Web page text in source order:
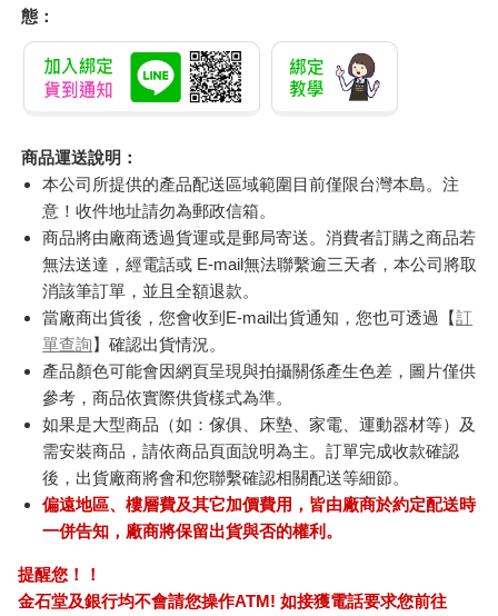
態：
商品運送說明：
本公司所提供的產品配送區域範圍目前僅限台灣本島。注
意！收件地址請勿為郵政信箱。
商品將由廠商透過貨運或是郵局寄送。消費者訂購之商品若
無法送達，經電話或 E-mail無法聯繫逾三天者，本公司將取
消該筆訂單，並且全額退款。
當廠商出貨後，您會收到E-mail出貨通知，您也可透過【訂
單查詢】確認出貨情況。
產品顏色可能會因網頁呈現與拍攝關係產生色差，圖片僅供
參考，商品依實際供貨樣式為準。
如果是大型商品（如：傢俱、床墊、家電、運動器材等）及
需安裝商品，請依商品頁面說明為主。訂單完成收款確認
後，出貨廠商將會和您聯繫確認相關配送等細節。
偏遠地區、樓層費及其它加價費用，皆由廠商於約定配送時
一併告知，廠商將保留出貨與否的權利。
提醒您！！
金石堂及銀行均不會請您操作ATM! 如接獲電話要求您前往